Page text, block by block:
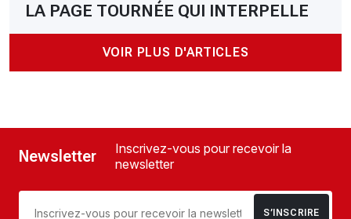
LA PAGE TOURNÉE QUI INTERPELLE
VOIR PLUS D'ARTICLES
Newsletter
Inscrivez-vous pour recevoir la
newsletter
S’INSCRIRE